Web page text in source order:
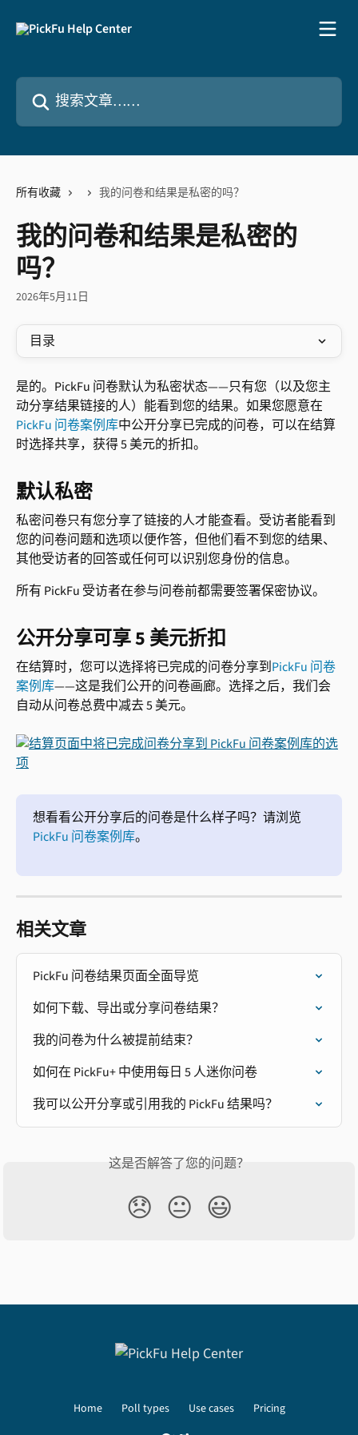
搜索文章……
所有收藏 我的问卷和结果是私密的吗？
我的问卷和结果是私密的
吗？
2026年5月11日
目录
是的。PickFu 问卷默认为私密状态——只有您（以及您主
动分享结果链接的人）能看到您的结果。如果您愿意在
PickFu 问卷案例库中公开分享已完成的问卷，可以在结算
时选择共享，获得 5 美元的折扣。
默认私密
私密问卷只有您分享了链接的人才能查看。受访者能看到
您的问卷问题和选项以便作答，但他们看不到您的结果、
其他受访者的回答或任何可以识别您身份的信息。
所有 PickFu 受访者在参与问卷前都需要签署保密协议。
公开分享可享 5 美元折扣
在结算时，您可以选择将已完成的问卷分享到PickFu 问卷
案例库——这是我们公开的问卷画廊。选择之后，我们会
自动从问卷总费中减去 5 美元。
想看看公开分享后的问卷是什么样子吗？请浏览
PickFu 问卷案例库。
相关文章
PickFu 问卷结果页面全面导览
如何下载、导出或分享问卷结果？
我的问卷为什么被提前结束？
如何在 PickFu+ 中使用每日 5 人迷你问卷
我可以公开分享或引用我的 PickFu 结果吗？
这是否解答了您的问题？
😞 😐 😃
Home Poll types Use cases Pricing